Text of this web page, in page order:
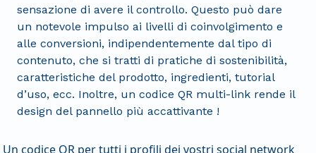
sensazione di avere il controllo. Questo può dare
un notevole impulso ai livelli di coinvolgimento e
alle conversioni, indipendentemente dal tipo di
contenuto, che si tratti di pratiche di sostenibilità,
caratteristiche del prodotto, ingredienti, tutorial
d’uso, ecc. Inoltre, un codice QR multi-link rende il
design del pannello più accattivante !
Un codice QR per tutti i profili dei vostri social network